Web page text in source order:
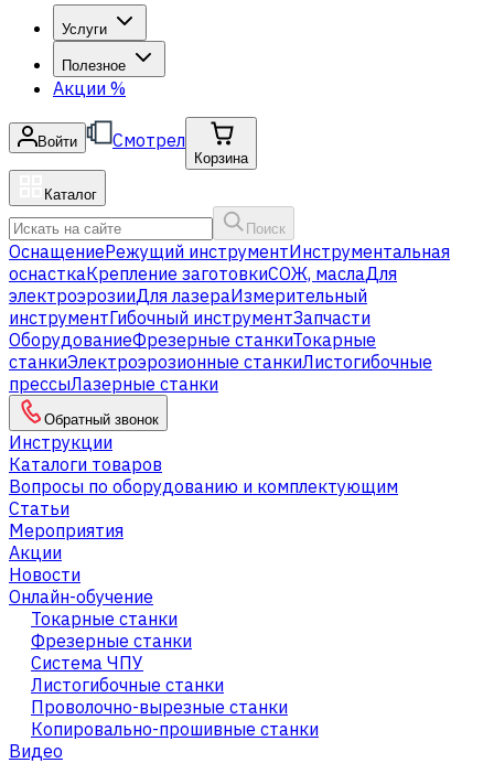
Услуги
Полезное
Акции %
Войти Смотрел
Корзина
Каталог
Поиск
ОснащениеРежущий инструментИнструментальная
оснасткаКрепление заготовкиСОЖ, маслаДля
электроэрозииДля лазераИзмерительный
инструментГибочный инструментЗапчасти
ОборудованиеФрезерные станкиТокарные
станкиЭлектроэрозионные станкиЛистогибочные
прессыЛазерные станки
Обратный звонок
Инструкции
Каталоги товаров
Вопросы по оборудованию и комплектующим
Статьи
Мероприятия
Акции
Новости
Онлайн-обучение
Токарные станки
Фрезерные станки
Система ЧПУ
Листогибочные станки
Проволочно-вырезные станки
Копировально-прошивные станки
Видео